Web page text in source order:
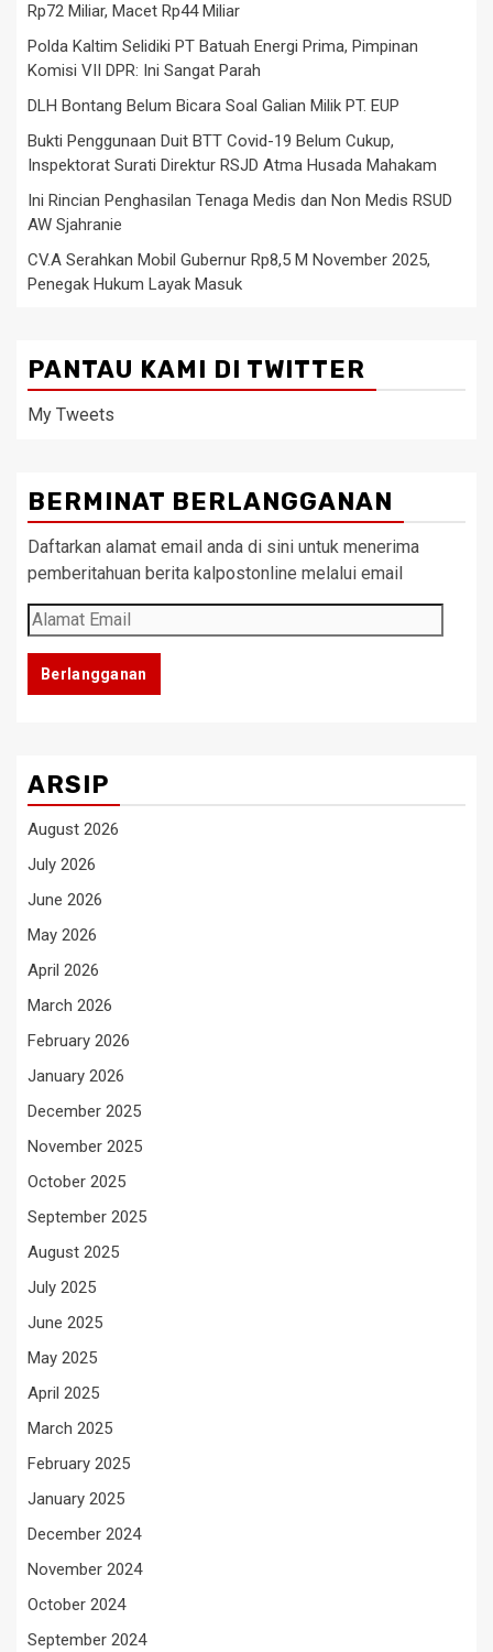
Rp72 Miliar, Macet Rp44 Miliar
Polda Kaltim Selidiki PT Batuah Energi Prima, Pimpinan
Komisi VII DPR: Ini Sangat Parah
DLH Bontang Belum Bicara Soal Galian Milik PT. EUP
Bukti Penggunaan Duit BTT Covid-19 Belum Cukup,
Inspektorat Surati Direktur RSJD Atma Husada Mahakam
Ini Rincian Penghasilan Tenaga Medis dan Non Medis RSUD
AW Sjahranie
CV.A Serahkan Mobil Gubernur Rp8,5 M November 2025,
Penegak Hukum Layak Masuk
PANTAU KAMI DI TWITTER
My Tweets
BERMINAT BERLANGGANAN
Daftarkan alamat email anda di sini untuk menerima
pemberitahuan berita kalpostonline melalui email
Alamat
Email
Berlangganan
ARSIP
August 2026
July 2026
June 2026
May 2026
April 2026
March 2026
February 2026
January 2026
December 2025
November 2025
October 2025
September 2025
August 2025
July 2025
June 2025
May 2025
April 2025
March 2025
February 2025
January 2025
December 2024
November 2024
October 2024
September 2024